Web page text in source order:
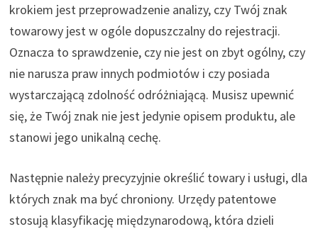
krokiem jest przeprowadzenie analizy, czy Twój znak
towarowy jest w ogóle dopuszczalny do rejestracji.
Oznacza to sprawdzenie, czy nie jest on zbyt ogólny, czy
nie narusza praw innych podmiotów i czy posiada
wystarczającą zdolność odróżniającą. Musisz upewnić
się, że Twój znak nie jest jedynie opisem produktu, ale
stanowi jego unikalną cechę.
Następnie należy precyzyjnie określić towary i usługi, dla
których znak ma być chroniony. Urzędy patentowe
stosują klasyfikację międzynarodową, która dzieli